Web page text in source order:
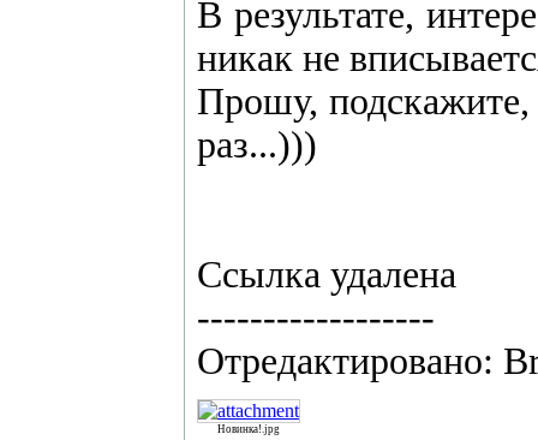
В результате,
никак не
Прошу, подскажите,
раз...)))
Ссылка удалена
------------------
Отредактировано:
Новинка!.jpg